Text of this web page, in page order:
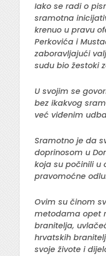
Iako se radi o
sramotna
krenuo u pravu
Perkovića i
zaboravljajući
sudu bio žestoki
U svojim se
bez ikakvog
već viđenim
Sramotno je da
doprinosom u
koja su počinili u
pravomoćne
Ovim su činom
metodama opet
branitelja,
hrvatskih
svoje živote i